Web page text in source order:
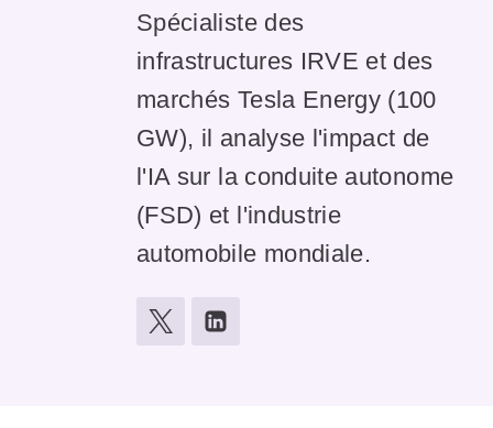
Spécialiste des
infrastructures IRVE et des
marchés Tesla Energy (100
GW), il analyse l'impact de
l'IA sur la conduite autonome
(FSD) et l'industrie
automobile mondiale.